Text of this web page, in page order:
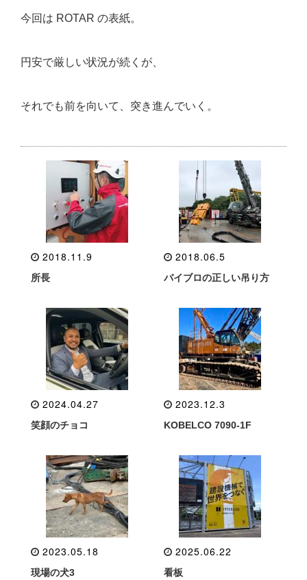
今回は ROTAR の表紙。
円安で厳しい状況が続くが、
それでも前を向いて、突き進んでいく。
2018.11.9
所長
2018.06.5
バイブロの正しい吊り方
2024.04.27
笑顔のチョコ
2023.12.3
KOBELCO 7090-1F
2023.05.18
現場の犬3
2025.06.22
看板